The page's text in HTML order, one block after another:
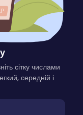
сітку числами
середній і